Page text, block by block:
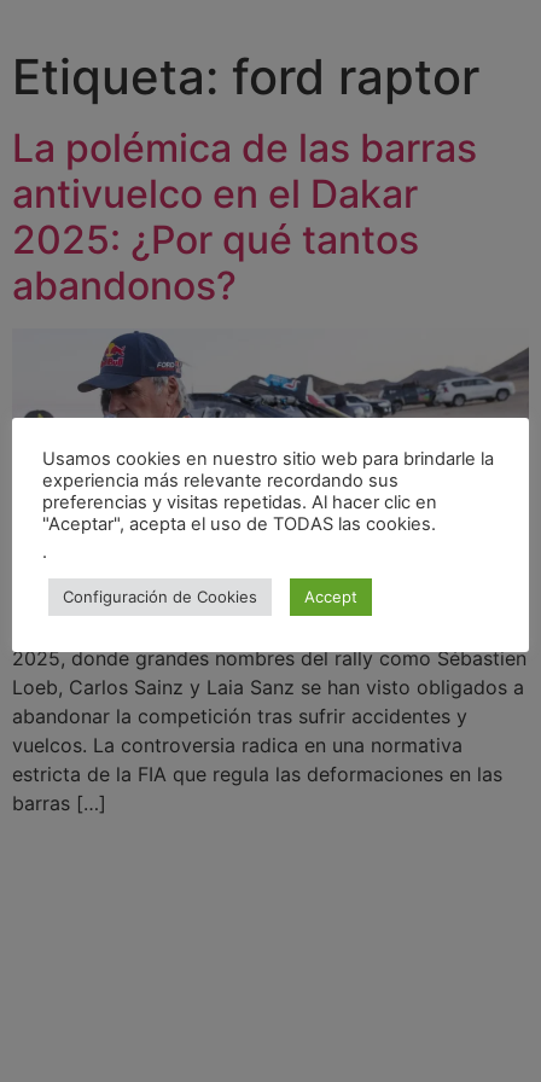
Etiqueta: ford raptor
La polémica de las barras
antivuelco en el Dakar
2025: ¿Por qué tantos
abandonos?
2025, donde grandes nombres del rally como Sébastien
Loeb, Carlos Sainz y Laia Sanz se han visto obligados a
abandonar la competición tras sufrir accidentes y
vuelcos. La controversia radica en una normativa
estricta de la FIA que regula las deformaciones en las
barras […]
Usamos cookies en nuestro sitio web para brindarle la
experiencia más relevante recordando sus
preferencias y visitas repetidas. Al hacer clic en
"Aceptar", acepta el uso de TODAS las cookies.
.
Configuración de Cookies Accept